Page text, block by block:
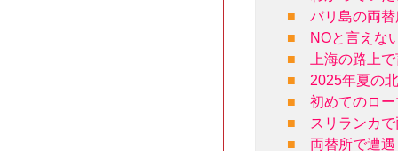
■
バリ島の両
■
NOと言えな
■
上海の路上
■
2025年夏の
■
初めてのロ
■
スリランカ
■
両替所で遭